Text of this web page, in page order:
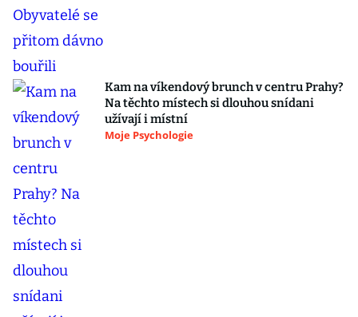
Kam na víkendový brunch v centru Prahy?
Na těchto místech si dlouhou snídani
užívají i místní
Moje Psychologie